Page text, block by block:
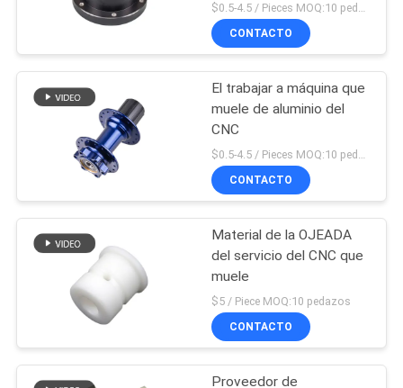
MAPA
DEL
POLÍTICA
DE
PRIVACIDAD
Piezas de acero
inoxidables del CNC
83
piezas del aluminio
del CNC
203
$0.5-4.5 / Pieces MOQ:10 pedazos
CONTACTO
El trabajar a máquina que
muele de aluminio del
CNC
CONTACTO
Material de la OJEADA
del servicio del CNC que
muele
$5 / Piece MOQ:10 pedazos
CONTACTO
Proveedor de